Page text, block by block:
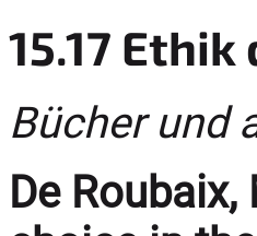
15.17
Bücher und
De